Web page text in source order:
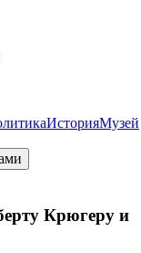
ИсторияМузей
Крюгеру и